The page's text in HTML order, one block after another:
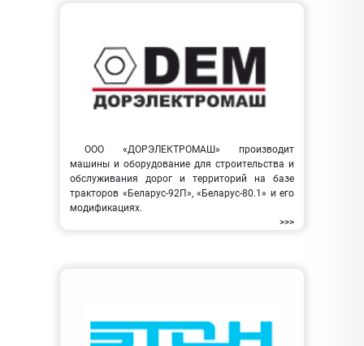
ООО «ДОРЭЛЕКТРОМАШ» производит
машины и оборудование для строительства и
обслуживания дорог и территорий на базе
тракторов «Беларус-92П», «Беларус-80.1» и его
модификациях.
>>>